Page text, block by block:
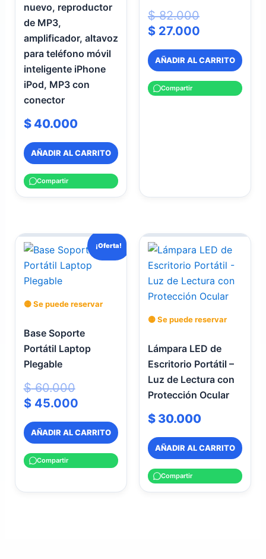
nuevo, reproductor
de MP3,
amplificador, altavoz
para teléfono móvil
inteligente iPhone
iPod, MP3 con
conector
$40.000
AÑADIR AL CARRITO
Compartir
$82.000
$ 27.000
AÑADIR AL CARRITO
Compartir
¡Oferta!
🟡 Se puede reservar
Base Soporte
Portátil Laptop
Plegable
$60.000
El
precio
original
$ 60.000.
$45.000
El
precio
actual
$ 45.000.
AÑADIR AL CARRITO
Compartir
🟡 Se puede reservar
Lámpara LED de
Escritorio Portátil –
Luz de Lectura con
Protección Ocular
$ 30.000
AÑADIR AL CARRITO
Compartir